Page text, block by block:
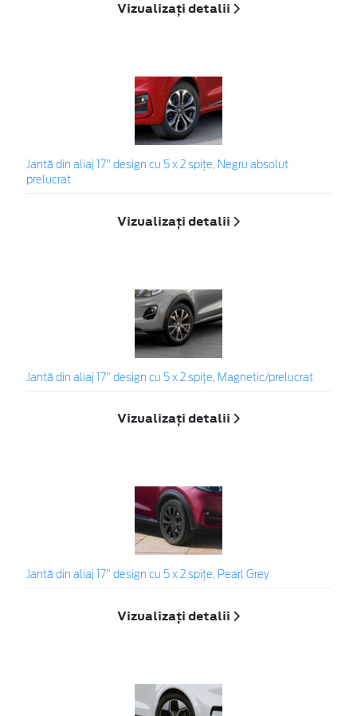
Vizualizați detalii
Jantă din aliaj 17" design cu 5 x 2 spițe, Negru absolut
prelucrat
Vizualizați detalii
Jantă din aliaj 17" design cu 5 x 2 spițe, Magnetic/prelucrat
Vizualizați detalii
Jantă din aliaj 17" design cu 5 x 2 spiţe, Pearl Grey
Vizualizați detalii